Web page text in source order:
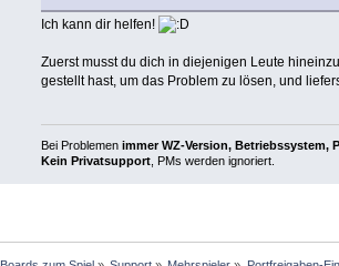
Ich kann dir helfen!
Zuerst musst du dich in diejenigen Leute
gestellt hast, um das Problem zu lösen, und
Bei Problemen immer WZ-Version, Betriebssystem,
Kein Privatsupport, PMs werden ignoriert.